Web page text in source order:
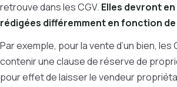
retrouve dans les CGV. Elles devront
rédigées différemment en fonction
Par exemple, pour la vente d’un bien, les
contenir une clause de réserve de
pour effet de laisser le vendeur